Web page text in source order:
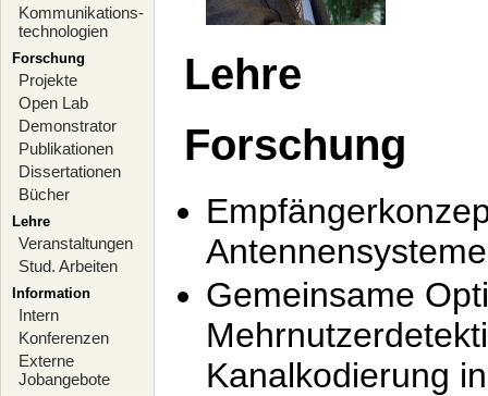
Kommunikations-
technologien
Forschung
Projekte
Open Lab
Demonstrator
Publikationen
Dissertationen
Bücher
Lehre
Veranstaltungen
Stud. Arbeiten
Information
Intern
Konferenzen
Externe
Jobangebote
Lehre
Forschung
Antennensysteme
Gemeinsame
Kanalkodierung